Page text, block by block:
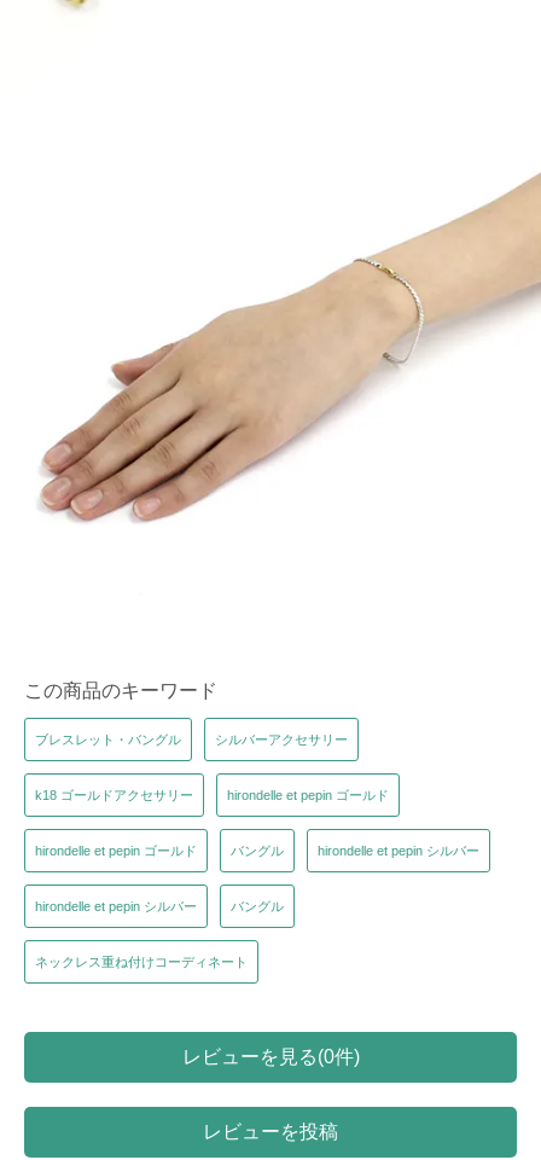
この商品のキーワード
ブレスレット・バングル シルバーアクセサリー
k18 ゴールドアクセサリー hirondelle et pepin ゴールド
hirondelle et pepin ゴールド バングル hirondelle et pepin シルバー
hirondelle et pepin シルバー バングル
ネックレス重ね付けコーディネート
レビューを見る(0件)
レビューを投稿